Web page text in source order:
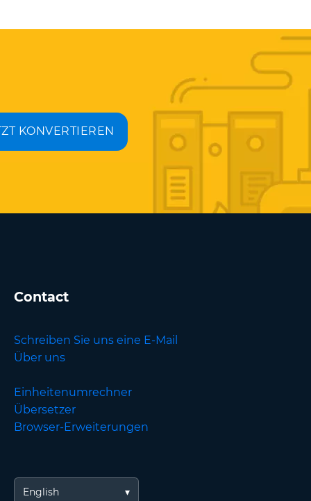
KONVERTIEREN
Contact
Schreiben Sie uns eine E-Mail
Über uns
Einheitenumrechner
Übersetzer
Browser-Erweiterungen
English